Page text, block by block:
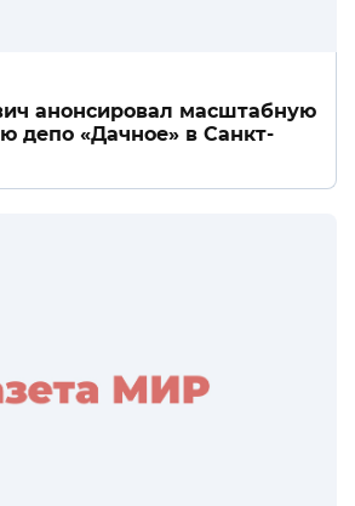
анонсировал масштабную
депо «Дачное» в Санкт-